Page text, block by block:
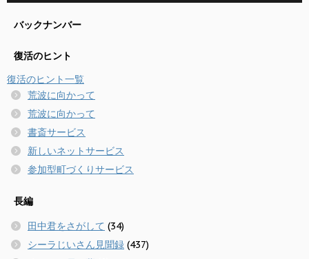
バックナンバー
復活のヒント
復活のヒント一覧
荒波に向かって
荒波に向かって
書斎サービス
新しいネットサービス
参加型町づくりサービス
長編
田中君をさがして (34)
シーラじいさん見聞録 (437)